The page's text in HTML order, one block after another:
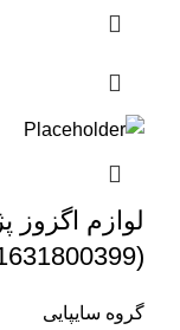
(1631800399)
گروه سایپایی